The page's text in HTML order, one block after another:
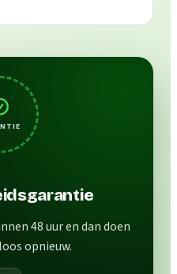
48 uur en dan doen
opnieuw.